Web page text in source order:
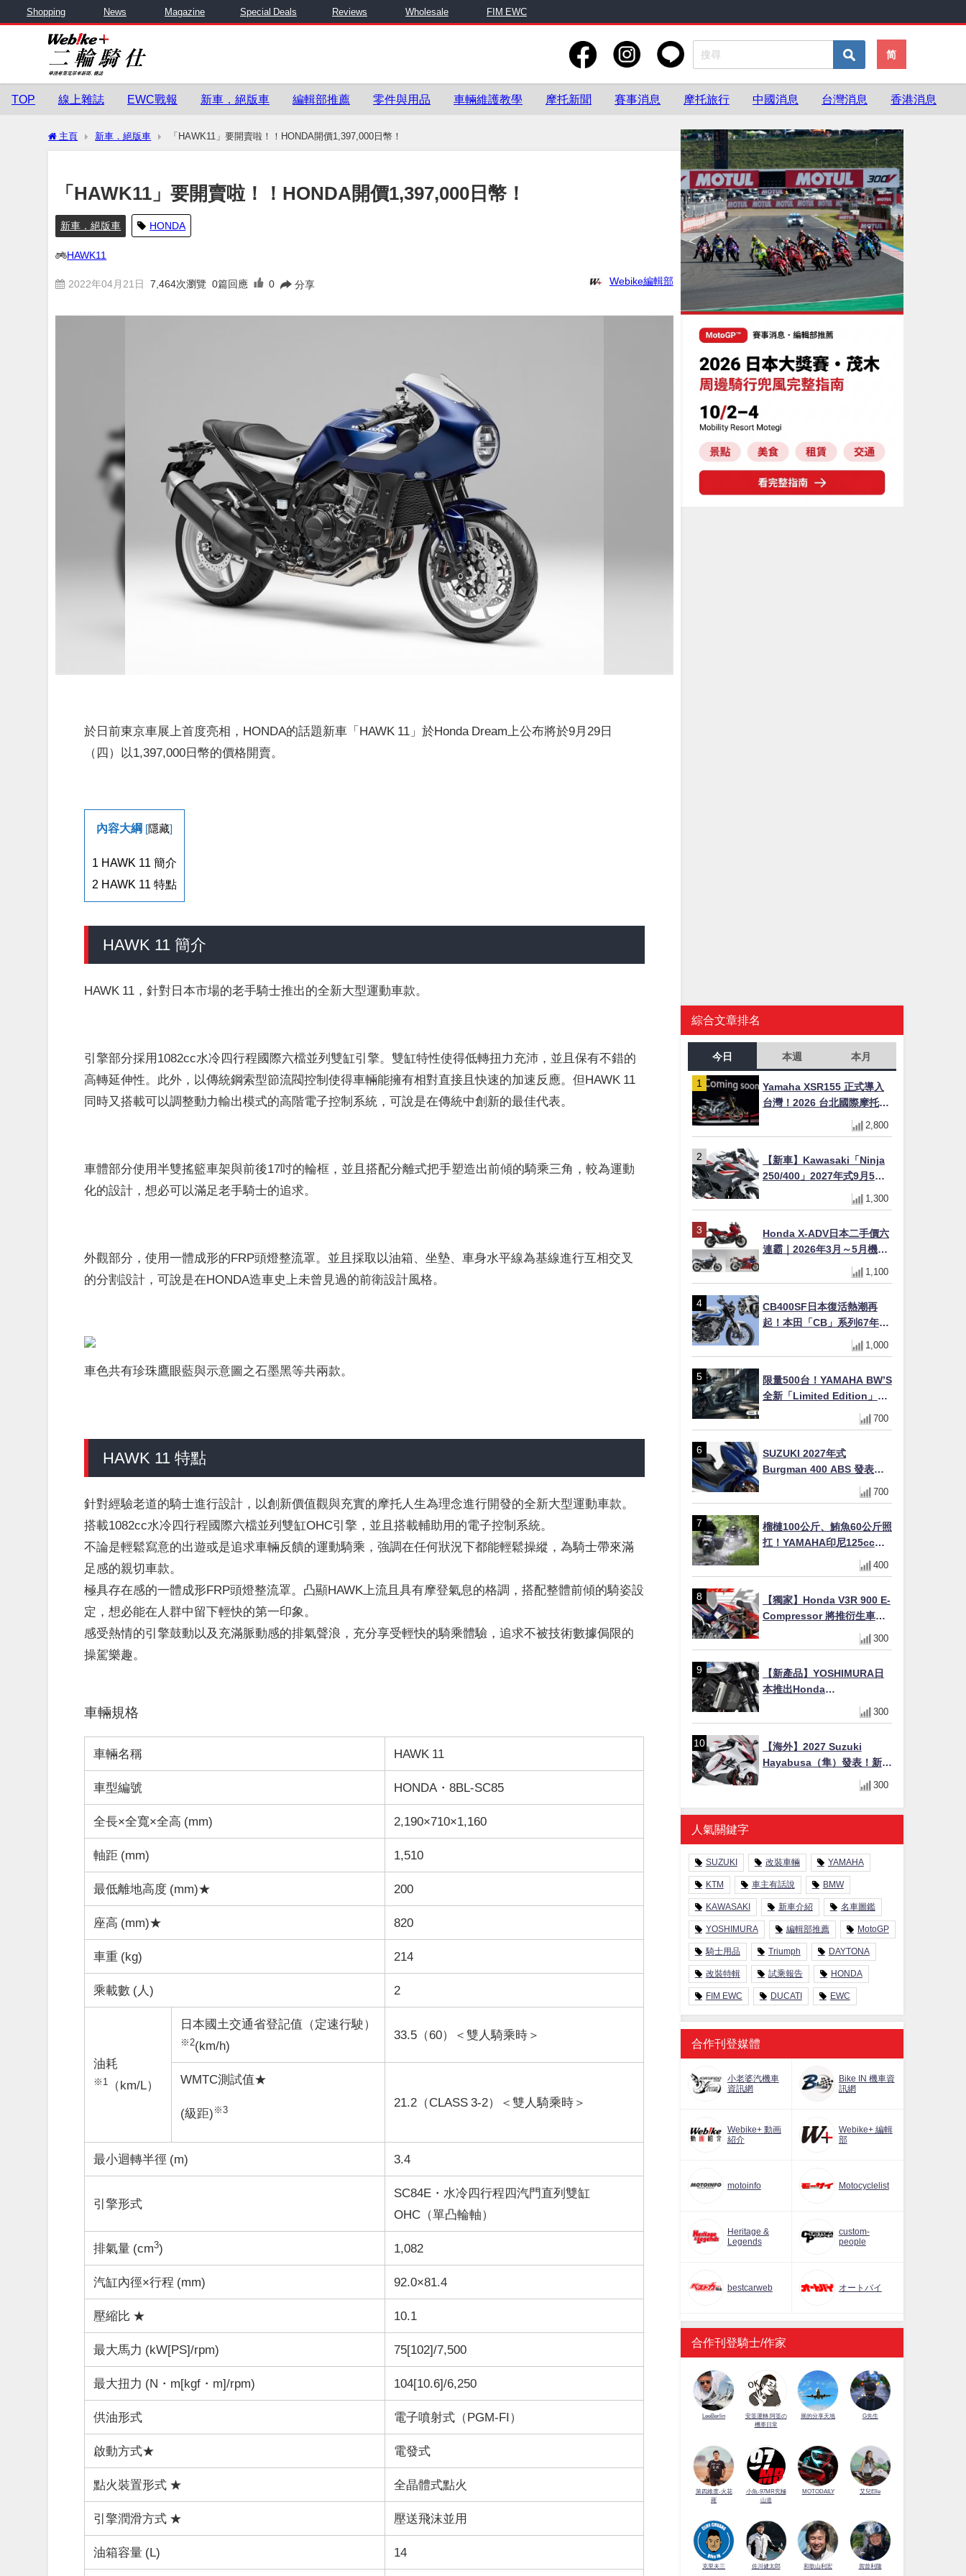
Shopping News Magazine Special Deals Reviews Wholesale FIM EWC
简
TOP 線上雜誌 EWC戰報 新車．絕版車 編輯部推薦 零件與用品 車輛維護教學 摩托新聞 賽事消息 摩托旅行 中國消息 台灣消息 香港消息
主頁 新車．絕版車 「HAWK11」要開賣啦！！HONDA開價1,397,000日幣！
「HAWK11」要開賣啦！！HONDA開價1,397,000日幣！
新車．絕版車 HONDA
HAWK11
2022年04月21日 7,464次瀏覽 0篇回應 0 分享 Webike編輯部
於日前東京車展上首度亮相，HONDA的話題新車「HAWK 11」於Honda Dream上公布將於9月29日
（四）以1,397,000日幣的價格開賣。
內容大綱 隱藏
1 HAWK 11 簡介
2 HAWK 11 特點
HAWK 11 簡介
HAWK 11，針對日本市場的老手騎士推出的全新大型運動車款。
引擎部分採用1082cc水冷四行程國際六檔並列雙缸引擎。雙缸特性使得低轉扭力充沛，並且保有不錯的
高轉延伸性。此外，以傳統鋼索型節流閥控制使得車輛能擁有相對直接且快速的加速反應。但HAWK 11
同時又搭載可以調整動力輸出模式的高階電子控制系統，可說是在傳統中創新的最佳代表。
車體部分使用半雙搖籃車架與前後17吋的輪框，並且搭配分離式把手塑造出前傾的騎乘三角，較為運動
化的設計，想必可以滿足老手騎士的追求。
外觀部分，使用一體成形的FRP頭燈整流罩。並且採取以油箱、坐墊、車身水平線為基線進行互相交叉
的分割設計，可說是在HONDA造車史上未曾見過的前衛設計風格。
車色共有珍珠鷹眼藍與示意圖之石墨黑等共兩款。
HAWK 11 特點
針對經驗老道的騎士進行設計，以創新價值觀與充實的摩托人生為理念進行開發的全新大型運動車款。
搭載1082cc水冷四行程國際六檔並列雙缸OHC引擎，並且搭載輔助用的電子控制系統。
不論是輕鬆寫意的出遊或是追求車輛反饋的運動騎乘，強調在任何狀況下都能輕鬆操縱，為騎士帶來滿
足感的親切車款。
極具存在感的一體成形FRP頭燈整流罩。凸顯HAWK上流且具有摩登氣息的格調，搭配整體前傾的騎姿設
定，想必能在人群中留下輕快的第一印象。
感受熱情的引擎鼓動以及充滿脈動感的排氣聲浪，充分享受輕快的騎乘體驗，追求不被技術數據侷限的
操駕樂趣。
車輛規格
車輛名稱 HAWK 11
車型編號 HONDA・8BL-SC85
全長×全寬×全高 (mm) 2,190×710×1,160
軸距 (mm) 1,510
最低離地高度 (mm)★ 200
座高 (mm)★ 820
車重 (kg) 214
乘載數 (人) 2
油耗
※1 （km/L）
日本國土交通省登記值（定速行駛）
※2(km/h)
33.5（60）＜雙人騎乘時＞
WMTC測試值★
(級距) ※3
21.2（CLASS 3-2）＜雙人騎乘時＞
最小迴轉半徑 (m) 3.4
引擎形式
SC84E・水冷四行程四汽門直列雙缸
OHC（單凸輪軸）
排氣量 (cm3) 1,082
汽缸內徑×行程 (mm) 92.0×81.4
壓縮比 ★ 10.1
最大馬力 (kW[PS]/rpm) 75[102]/7,500
最大扭力 (N・m[kgf・m]/rpm) 104[10.6]/6,250
供油形式 電子噴射式（PGM-FI）
啟動方式★ 電發式
點火裝置形式 ★ 全晶體式點火
引擎潤滑方式 ★ 壓送飛沫並用
油箱容量 (L) 14
綜合文章排名
今日 本週 本月
Yamaha XSR155 正式導入
台灣！2026 台北國際摩托車
展亮相，70 週年紀念版
YZF-R 系列限量追加販售
2,800
【新車】Kawasaki「Ninja
250/400」2027年式9月5日
日本發售！新塗裝登場×價格
不變×輔助滑動式離合器
1,300
Honda X-ADV日本二手價六
連霸｜2026年3月～5月機車
轉售排行榜 CBR1000RR-R
FIREBLADE SP首度躋身前
1,100
CB400SF日本復活熱潮再
起！本田「CB」系列67年傳
奇解密 與CBR差異一次搞懂
1,000
限量500台！YAMAHA BW’S
全新「Limited Edition」都
市探索限定色 GOOPiMADE
聯名包同步登場
700
SUZUKI 2027年式
Burgman 400 ABS 發表！
8/18日本上市、支援E10汽油
售價98萬100日圓
700
榴槤100公斤、鮪魚60公斤照
扛！YAMAHA印尼125cc速
克達Gear Ultima 2740公里
耐操實測
400
【獨家】Honda V3R 900 E-
Compressor 將推衍生車
系？自然進氣 V3 同步測試
中，CG 預想曝光！
300
【新產品】YOSHIMURA日
本推出Honda
CB1000F/CB1000 HORNET
專用水箱護網，六角網紋設
300
【海外】2027 Suzuki
Hayabusa（隼）發表！新增
Special Edition 特仕版，全
新珍珠白塗裝與專屬配備登
場
300
人氣關鍵字
SUZUKI 改裝車輛 YAMAHA
KTM 車主有話說 BMW
KAWASAKI 新車介紹 名車圖鑑
YOSHIMURA 編輯部推薦 MotoGP
騎士用品 Triumph DAYTONA
改裝特輯 試乘報告 HONDA
FIM EWC DUCATI EWC
合作刊登媒體
小老婆汽機車
資訊網
Bike IN 機車資
訊網
Webike+ 動画
紹介
Webike+ 編輯
部
motoinfo Motocyclelist
Heritage &
Legends
custom-
people
bestcarweb オートバイ
合作刊登騎士/作家
LeeBerlin
安筌運轉 阿筌の
機車日常
展的分享天地 G先生
第四維度-火花
羅
小魚-97MR究極
山道
MOTODAILY 艾兒Elle
克里夫三 佐川健太郎 和歌山利宏 賀曾利隆